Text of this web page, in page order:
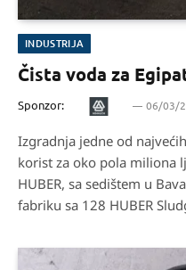
INDUSTRIJA
Čista voda za
Sponzor: 06/03/
Izgradnja jedne od
korist za oko pola miliona
HUBER, sa sedištem u
fabriku sa 128 HUBER